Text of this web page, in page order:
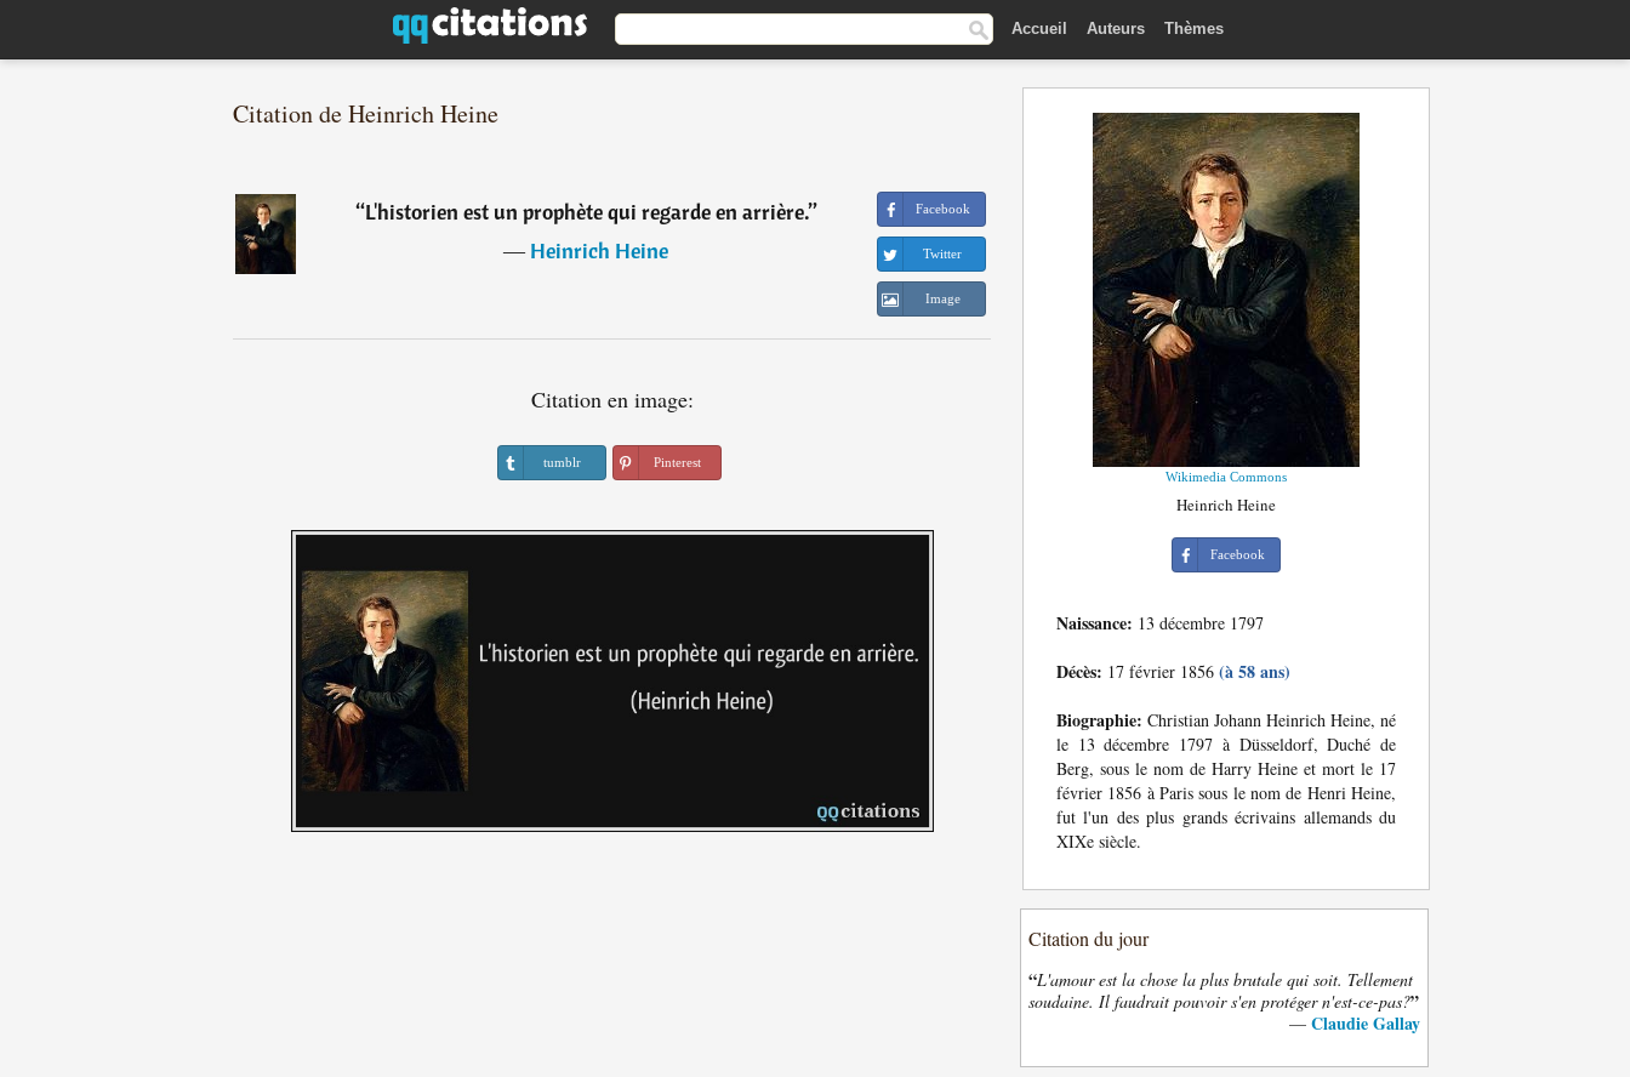
Accueil Auteurs Thèmes
Citation de Heinrich Heine
“L'historien est un prophète qui regarde en arrière.”
―Heinrich Heine
Facebook
Twitter
Image
Citation en image:
tumblr Pinterest
Wikimedia Commons
Heinrich Heine
Facebook
Naissance: 13 décembre 1797
Décès: 17 février 1856 (à 58 ans)
Biographie: Christian Johann Heinrich Heine, né
le 13 décembre 1797 à Düsseldorf, Duché de
Berg, sous le nom de Harry Heine et mort le 17
février 1856 à Paris sous le nom de Henri Heine,
fut l'un des plus grands écrivains allemands du
XIXe siècle.
Citation du jour
“L'amour est la chose la plus brutale qui soit. Tellement
soudaine. Il faudrait pouvoir s'en protéger n'est-ce-pas?”
— Claudie Gallay